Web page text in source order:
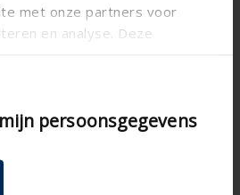
met onze partners voor
en analyse. Deze
u aan ze heeft verstrekt of
op basis van uw gebruik
persoonsgegevens
IP2XD
13.8